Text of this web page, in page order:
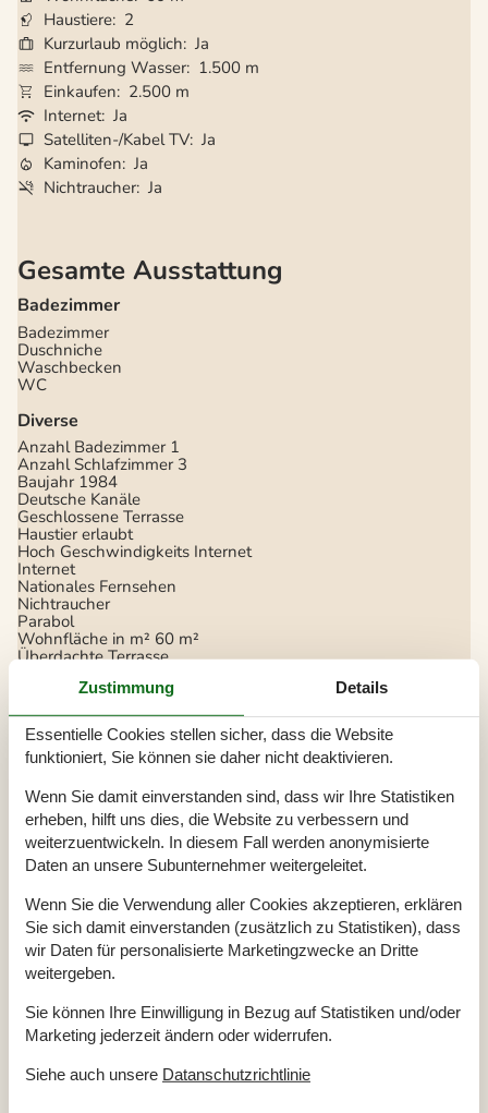
Haustiere 2
Kurzurlaub möglich Ja
Entfernung Wasser 1.500 m
Einkaufen
2.500 m
Internet Ja
Satelliten-/Kabel TV Ja
Kaminofen Ja
Nichtraucher Ja
Gesamte Ausstattung
Badezimmer
Badezimmer
Duschniche
Waschbecken
WC
Diverse
Anzahl Badezimmer 1
Anzahl Schlafzimmer 3
Baujahr 1984
Deutsche Kanäle
Geschlossene Terrasse
Haustier erlaubt
Hoch Geschwindigkeits Internet
Internet
Nationales Fernsehen
Nichtraucher
Parabol
Wohnfläche in m² 60 m²
Überdachte Terrasse
Draußen
Gartengrill
Terrasse 2
Überdachte Terrasse
Drinnen
Deutsche TV-Kanäle
Internetzugang
Kamin / Holzofen
Parabol
TV
Entfernung
Einkauf 2,5 km
Küste 1,5 km
Restaurant
2,5 km
Küche
Abzugshaube
Elektroherd
Zustimmung Details
Essentielle Cookies stellen sicher, dass die Website
funktioniert, Sie können sie daher nicht deaktivieren.
Wenn Sie damit einverstanden sind, dass wir Ihre Statistiken
erheben, hilft uns dies, die Website zu verbessern und
weiterzuentwickeln. In diesem Fall werden anonymisierte
Daten an unsere Subunternehmer weitergeleitet.
Wenn Sie die Verwendung aller Cookies akzeptieren, erklären
Sie sich damit einverstanden (zusätzlich zu Statistiken), dass
wir Daten für personalisierte Marketingzwecke an Dritte
weitergeben.
Sie können Ihre Einwilligung in Bezug auf Statistiken und/oder
Marketing jederzeit ändern oder widerrufen.
Siehe auch unsere Datanschutzrichtlinie